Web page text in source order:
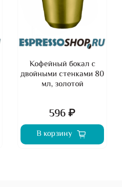
Кофейный бокал с
двойными стенками 80
мл, золотой
596 ₽
В корзину